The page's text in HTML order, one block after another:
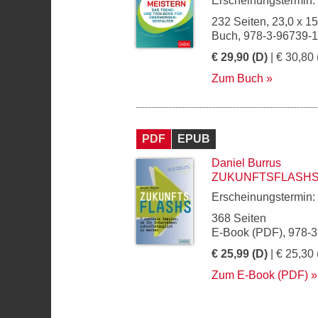
232 Seiten, 23,0 x
Buch, 978-3-96739-
€ 29,90 (D) | € 30,80
Zum Buch
PDF
EPUB
Daniel Burrus
Erscheinungstermin:
368 Seiten
E-Book (PDF), 978-
€ 25,99 (D) | € 25,30
Zum E-Book (PDF)